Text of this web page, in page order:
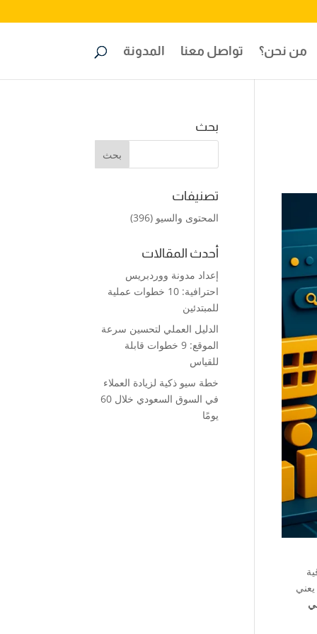
من نحن؟ تواصل معنا المدونة
يعني
بحث
تصنيفات
المحتوى والسيو (396)
أحدث المقالات
إعداد مدونة ووردبريس
احترافية: 10 خطوات عملية
للمبتدئين
الدليل العملي لتحسين سرعة
الموقع: 9 خطوات قابلة
للقياس
خطة سيو ذكية لزيادة العملاء
في السوق السعودي خلال 60
يومًا